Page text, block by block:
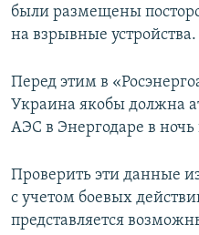
были размещены
на взрывные устройства.
Перед этим в
Украина якобы должна
АЭС в Энергодаре в ночь
Проверить эти данные
с учетом боевых
представляется